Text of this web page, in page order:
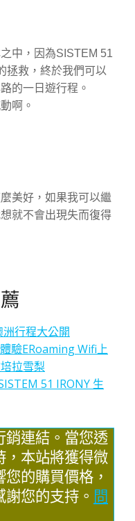
中，因為SISTEM 51
拯救，終於我們可以
的一日遊行程。
啊。
美好，如果我可以繼
就不會出現失而復得
行程大公開
驗ERoaming Wifi上
拉雪梨
51 IRONY 生
銷連結。當您透
，本站將獲得微
的購買價格，
您的支持。 問